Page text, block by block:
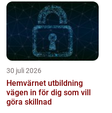
30 juli 2026
Hemvärnet utbildning
vägen in för dig som vill
göra skillnad